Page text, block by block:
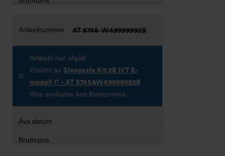
AT 5745-W49999992B
Artikeln har utgått
Ersätts av Slangsats Kit 2B IVT E-
modell 1” - AT 5745AW49999992B
Viss avvikelse kan förekomma